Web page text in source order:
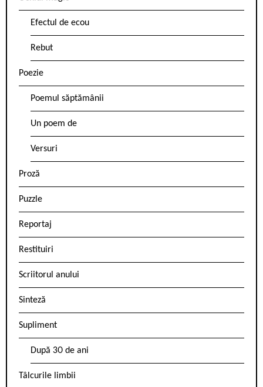
Efectul de ecou
Rebut
Poezie
Poemul săptămânii
Un poem de
Versuri
Proză
Puzzle
Reportaj
Restituiri
Scriitorul anului
Sinteză
Supliment
După 30 de ani
Tâlcurile limbii